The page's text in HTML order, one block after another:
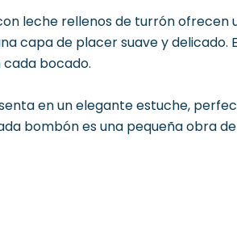
leche rellenos de turrón
capa de placer suave y
bocado.
en un elegante estuche,
bombón es una pequeña obra